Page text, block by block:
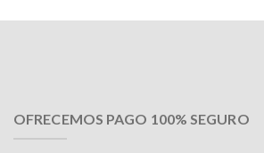
OFRECEMOS PAGO 100% SEGURO